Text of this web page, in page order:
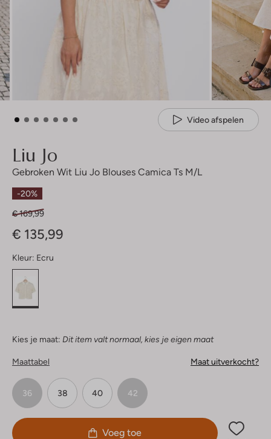
Video afspelen
Liu Jo
Gebroken Wit Liu Jo Blouses Camica Ts M/l
-20%
€ 169,99
€ 135,99
Kleur: Ecru
Kies je maat: Dit item valt normaal, kies je eigen maat
Maattabel Maat uitverkocht?
36 38 40 42
Voeg toe